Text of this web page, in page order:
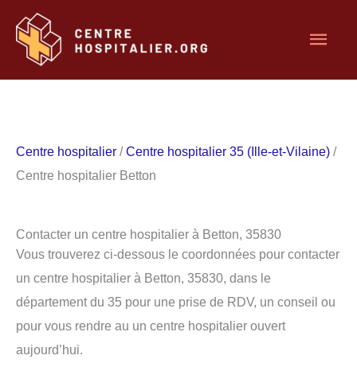
contenu
Centre hospitalier /Centre hospitalier 35 (Ille-et-Vilaine) /
Centre hospitalier Betton
Contacter un centre hospitalier à Betton, 35830
Vous trouverez ci-dessous le coordonnées pour contacter
un centre hospitalier à Betton, 35830, dans le
département du 35 pour une prise de RDV, un conseil ou
pour vous rendre au un centre hospitalier ouvert
aujourd’hui.